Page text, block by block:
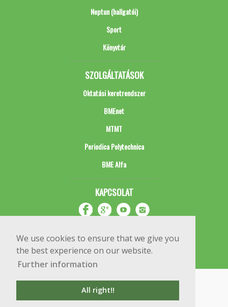
We use cookies to ensure that we give you
the best experience on our website.
Further information
All right!!
Neptun (hallgatói)
Sport
Könyvtár
SZOLGÁLTATÁSOK
Oktatási keretrendszer
BMEnet
MTMT
Periodica Polytechnica
BME Alfa
KAPCSOLAT
Copyright © 2020 BME Építőmérnöki Kar
1111 Budapest, Műegyetem rkp. 3.